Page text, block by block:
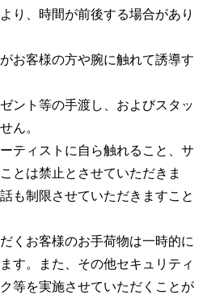
り、時間が前後する場合があり
お客様の方や腕に触れて誘導す
ント等の手渡し、およびスタッ
ん。
ティストに自ら触れること、サ
とは禁止とさせていただきま
も制限させていただきますこと
くお客様のお手荷物は一時的に
す。また、その他セキュリティ
等を実施させていただくことが